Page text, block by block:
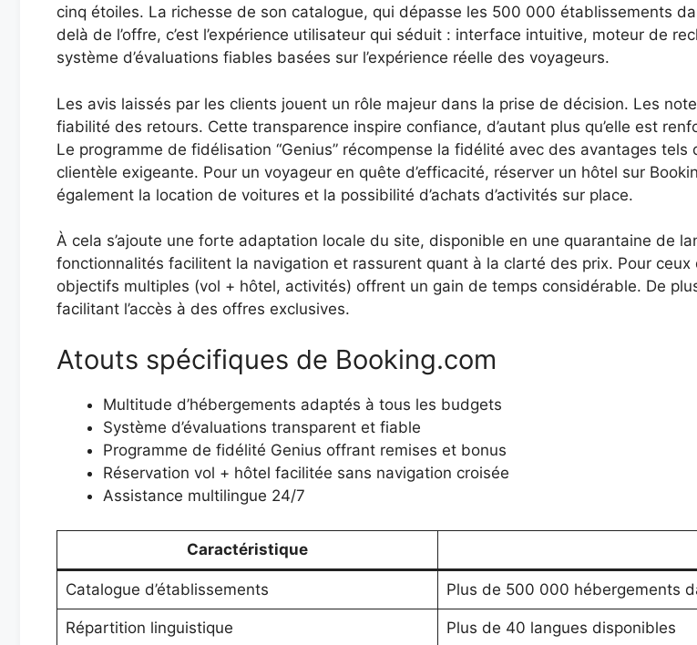
cinq étoiles. La richesse de son catalogue, qui dépasse les 500 000 établissements
delà de l’offre, c’est l’expérience utilisateur qui séduit : interface intuitive, moteur de
système d’évaluations fiables basées sur l’expérience réelle des voyageurs.
Les avis laissés par les clients jouent un rôle majeur dans la prise de décision. Les
fiabilité des retours. Cette transparence inspire confiance, d’autant plus qu’elle est
Le programme de fidélisation “Genius” récompense la fidélité avec des avantages
clientèle exigeante. Pour un voyageur en quête d’efficacité, réserver un hôtel sur
également la location de voitures et la possibilité d’achats d’activités sur place.
À cela s’ajoute une forte adaptation locale du site, disponible en une quarantaine de
fonctionnalités facilitent la navigation et rassurent quant à la clarté des prix. Pour
objectifs multiples (vol + hôtel, activités) offrent un gain de temps considérable. De
facilitant l’accès à des offres exclusives.
Atouts spécifiques de Booking.com
Multitude d’hébergements adaptés à tous les budgets
Système d’évaluations transparent et fiable
Programme de fidélité Genius offrant remises et bonus
Réservation vol + hôtel facilitée sans navigation croisée
Assistance multilingue 24/7
Caractéristique
Catalogue d’établissements Plus de 500 000 hébergements
Répartition linguistique Plus de 40 langues disponibles